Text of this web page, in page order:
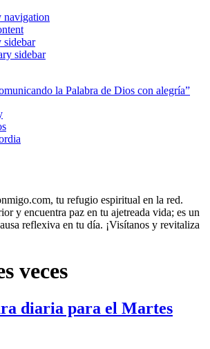
navigation
sidebar
sidebar
la Palabra de Dios con alegría”
tu refugio espiritual en la red.
y encuentra paz en tu ajetreada vida; es un
reflexiva en tu día. ¡Visítanos y revitaliza
veces
diaria para el Martes